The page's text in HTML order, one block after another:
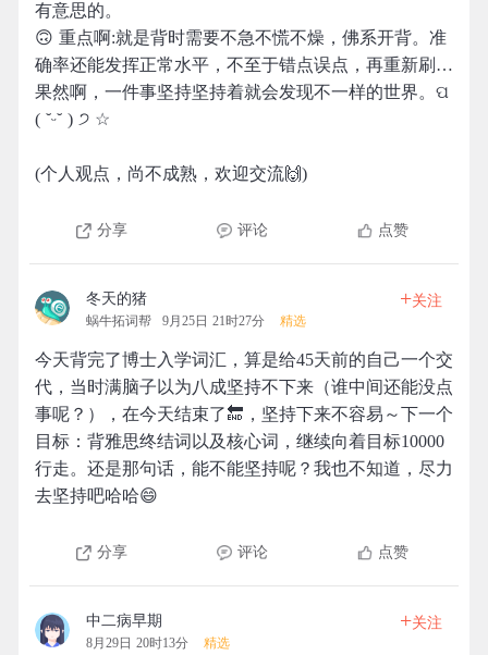
有意思的。
🙃 重点啊:就是背时需要不急不慌不燥，佛系开背。准
确率还能发挥正常水平，不至于错点误点，再重新刷…
果然啊，一件事坚持坚持着就会发现不一样的世界。ପ
( ˘ᵕ˘ ) ੭ ☆
(个人观点，尚不成熟，欢迎交流🙌)
分享 评论 点赞
冬天的猪
蜗牛拓词帮 9月25日 21时27分 精选
+关注
今天背完了博士入学词汇，算是给45天前的自己一个交
代，当时满脑子以为八成坚持不下来（谁中间还能没点
事呢？），在今天结束了🔚，坚持下来不容易～下一个
目标：背雅思终结词以及核心词，继续向着目标10000
行走。还是那句话，能不能坚持呢？我也不知道，尽力
去坚持吧哈哈😄
分享 评论 点赞
中二病早期
8月29日 20时13分 精选
+关注